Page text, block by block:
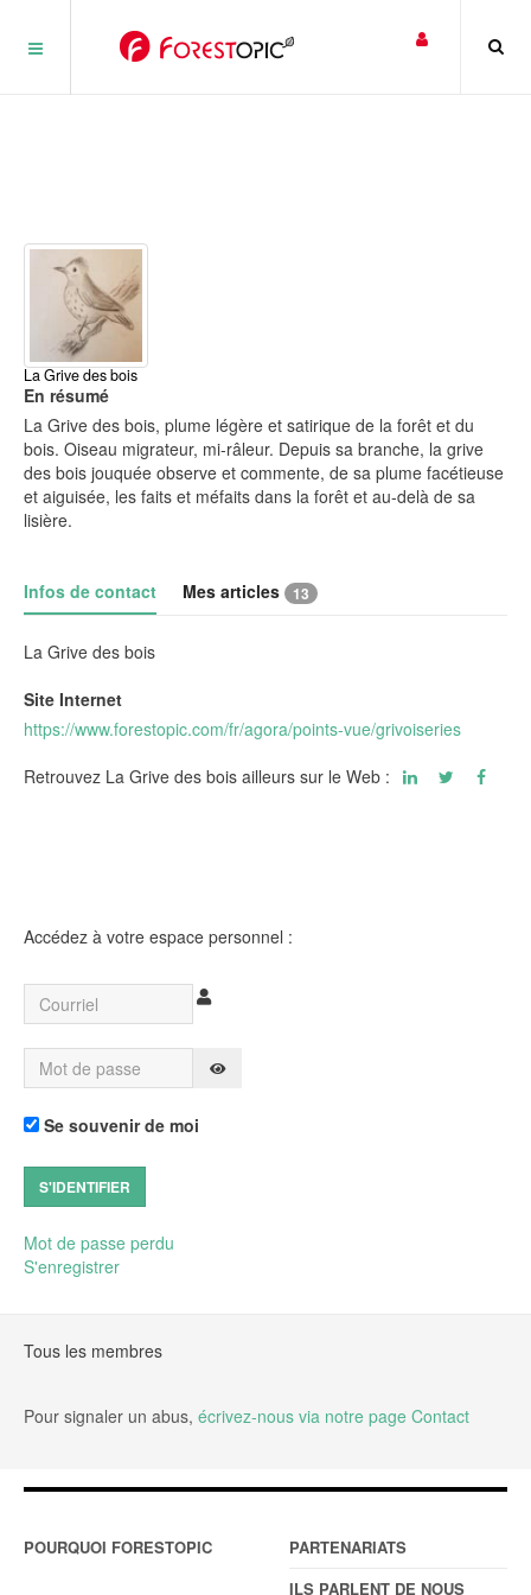
La Grive des bois
En résumé
La Grive des bois, plume légère et satirique de la forêt et du
bois. Oiseau migrateur, mi-râleur. Depuis sa branche, la grive
des bois jouquée observe et commente, de sa plume facétieuse
et aiguisée, les faits et méfaits dans la forêt et au-delà de sa
lisière.
Infos de contact Mes articles 13
La Grive des bois
Site Internet
https://www.forestopic.com/fr/agora/points-vue/grivoiseries
Retrouvez La Grive des bois ailleurs sur le Web :
Accédez à votre espace personnel :
Courriel
Mot de passe AFFICHER LE MOT DE PASSE
Se souvenir de moi
S'IDENTIFIER
Mot de passe perdu
S'enregistrer
Tous les membres
Pour signaler un abus, écrivez-nous via notre page Contact
POURQUOI FORESTOPIC
PARTENARIATS
ILS PARLENT DE NOUS